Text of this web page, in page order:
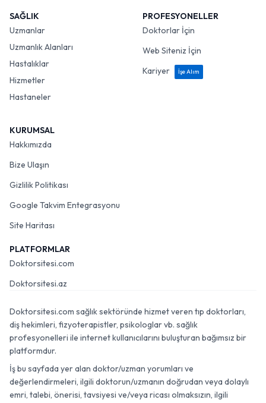
SAĞLIK
Uzmanlar
Uzmanlık Alanları
Hastalıklar
Hizmetler
Hastaneler
PROFESYONELLER
Doktorlar İçin
Web Siteniz İçin
Kariyer
İşe Alım
KURUMSAL
Hakkımızda
Bize Ulaşın
Gizlilik Politikası
Google Takvim Entegrasyonu
Site Haritası
PLATFORMLAR
Doktorsitesi.com
Doktorsitesi.az
Doktorsitesi.com sağlık sektöründe hizmet veren tıp doktorları,
diş hekimleri, fizyoterapistler, psikologlar vb. sağlık
profesyonelleri ile internet kullanıcılarını buluşturan bağımsız bir
platformdur.
İş bu sayfada yer alan doktor/uzman yorumları ve
değerlendirmeleri, ilgili doktorun/uzmanın doğrudan veya dolaylı
emri, talebi, önerisi, tavsiyesi ve/veya ricası olmaksızın, ilgili